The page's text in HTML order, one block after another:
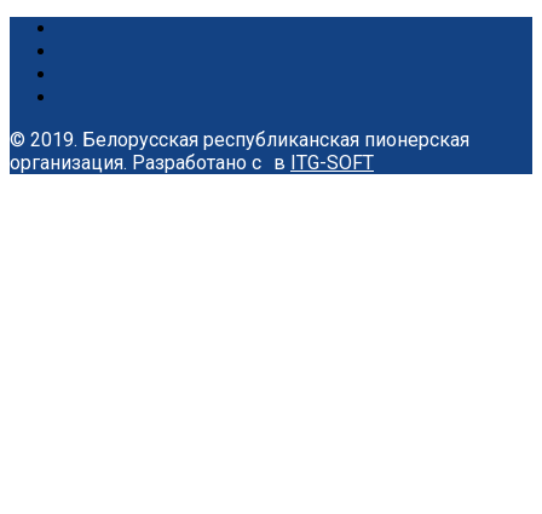
© 2019. Белорусская республиканская пионерская
организация. Разработано с в ITG-SOFT